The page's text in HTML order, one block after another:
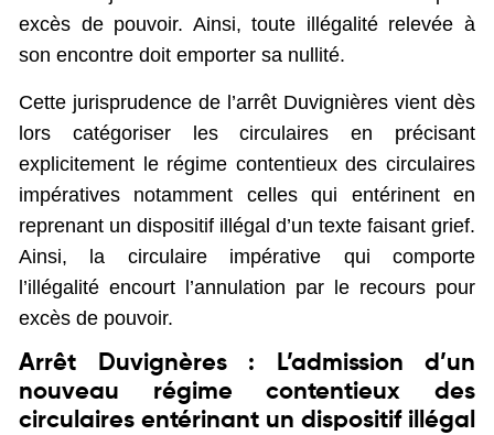
excès de pouvoir. Ainsi, toute illégalité relevée à
son encontre doit emporter sa nullité.
Cette jurisprudence de l’arrêt Duvignières vient dès
lors catégoriser les circulaires en précisant
explicitement le régime contentieux des circulaires
impératives notamment celles qui entérinent en
reprenant un dispositif illégal d’un texte faisant grief.
Ainsi, la circulaire impérative qui comporte
l’illégalité encourt l’annulation par le recours pour
excès de pouvoir.
Arrêt Duvignères : L’admission d’un
nouveau régime contentieux des
circulaires entérinant un dispositif illégal